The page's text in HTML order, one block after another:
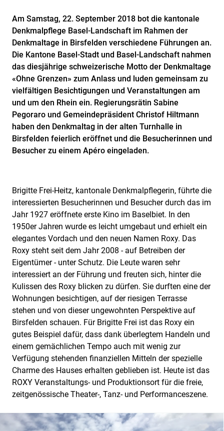
Am Samstag, 22. September 2018 bot die kantonale
Denkmalpflege Basel-Landschaft im Rahmen der
Denkmaltage in Birsfelden verschiedene Führungen an.
Die Kantone Basel-Stadt und Basel-Landschaft nahmen
das diesjährige schweizerische Motto der Denkmaltage
«Ohne Grenzen» zum Anlass und luden gemeinsam zu
vielfältigen Besichtigungen und Veranstaltungen am
und um den Rhein ein. Regierungsrätin Sabine
Pegoraro und Gemeindepräsident Christof Hiltmann
haben den Denkmaltag in der alten Turnhalle in
Birsfelden feierlich eröffnet und die Besucherinnen und
Besucher zu einem Apéro eingeladen.
Brigitte Frei-Heitz, kantonale Denkmalpflegerin, führte die
interessierten Besucherinnen und Besucher durch das im
Jahr 1927 eröffnete erste Kino im Baselbiet. In den
1950er Jahren wurde es leicht umgebaut und erhielt ein
elegantes Vordach und den neuen Namen Roxy. Das
Roxy steht seit dem Jahr 2008 - auf Betreiben der
Eigentümer - unter Schutz. Die Leute waren sehr
interessiert an der Führung und freuten sich, hinter die
Kulissen des Roxy blicken zu dürfen. Sie durften eine der
Wohnungen besichtigen, auf der riesigen Terrasse
stehen und von dieser ungewohnten Perspektive auf
Birsfelden schauen. Für Brigitte Frei ist das Roxy ein
gutes Beispiel dafür, dass dank überlegtem Handeln und
einem gemächlichen Tempo auch mit wenig zur
Verfügung stehenden finanziellen Mitteln der spezielle
Charme des Hauses erhalten geblieben ist. Heute ist das
ROXY Veranstaltungs- und Produktionsort für die freie,
zeitgenössische Theater-, Tanz- und Performanceszene.